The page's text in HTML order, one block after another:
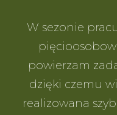
W sezonie
powierzam
dzięki czemu
realizowana